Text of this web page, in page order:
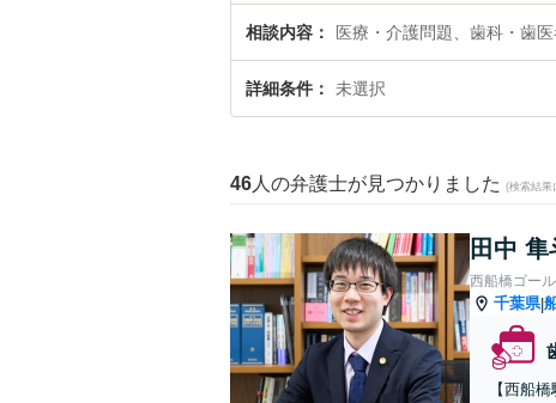
相談内容 医療・介護問題、歯科・歯
詳細条件 未選択
46 人の弁護士が見つかりました (検索結果
田中 隼
西船橋ゴー
千葉県|
【西船